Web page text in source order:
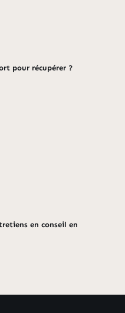
pour récupérer ?
en conseil en